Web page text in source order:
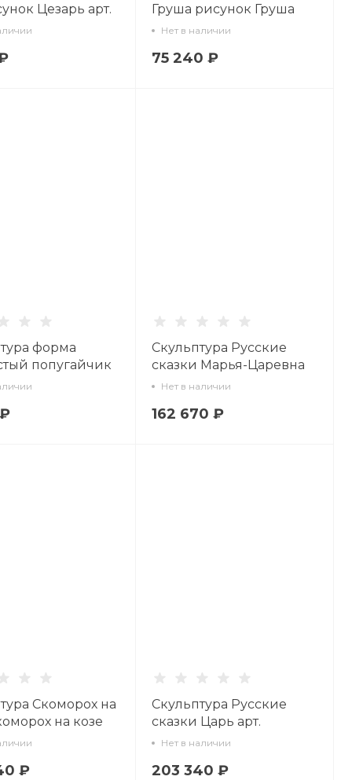
Цезарь арт.
Груша рисунок Груша
№2 арт. 62.02311.00.5
Нет в наличии
75 240 ₽
форма
попугайчик
Гоша арт.
Скульптура Русские
сказки Марья-Царевна
арт. 62.05568.00.5
Нет в наличии
162 670 ₽
Скоморох на
на козе
₽
Скульптура Русские
сказки Царь арт.
62.05450.00.5
Нет в наличии
203 340 ₽